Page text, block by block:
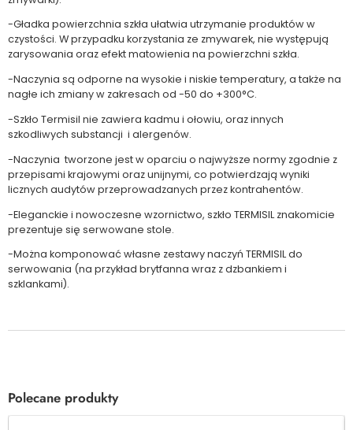
-Gładka powierzchnia szkła ułatwia utrzymanie produktów w
czystości. W przypadku korzystania ze zmywarek, nie występują
zarysowania oraz efekt matowienia na powierzchni szkła.
-Naczynia są odporne na wysokie i niskie temperatury, a także na
nagłe ich zmiany w zakresach od -50 do +300°C.
-Szkło Termisil nie zawiera kadmu i ołowiu, oraz innych
szkodliwych substancji i alergenów.
-Naczynia tworzone jest w oparciu o najwyższe normy zgodnie z
przepisami krajowymi oraz unijnymi, co potwierdzają wyniki
licznych audytów przeprowadzanych przez kontrahentów.
-Eleganckie i nowoczesne wzornictwo, szkło TERMISIL znakomicie
prezentuje się serwowane stole.
-Można komponować własne zestawy naczyń TERMISIL do
serwowania (na przykład brytfanna wraz z dzbankiem i
szklankami).
Polecane produkty